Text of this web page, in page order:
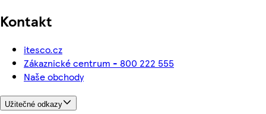
Kontakt
itesco.cz
Zákaznické centrum - 800 222 555
Naše obchody
Užitečné odkazy